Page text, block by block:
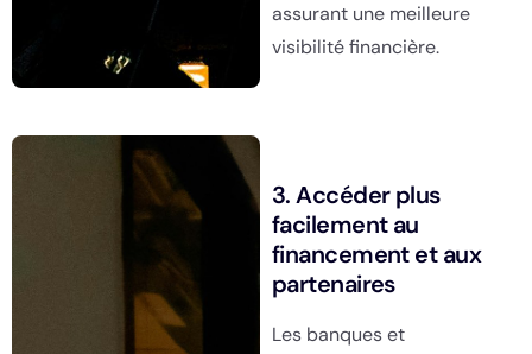
assurant une meilleure
visibilité financière.
3. Accéder plus
facilement au
financement et aux
partenaires
Les banques et